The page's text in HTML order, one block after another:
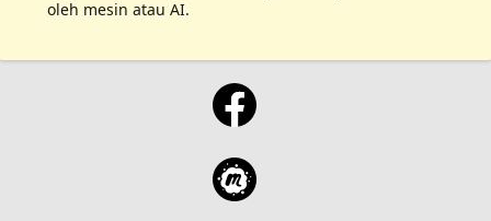
oleh mesin atau AI.